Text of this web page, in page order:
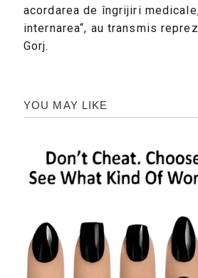
acordarea de îngrijiri
internarea“, au transmis
Gorj.